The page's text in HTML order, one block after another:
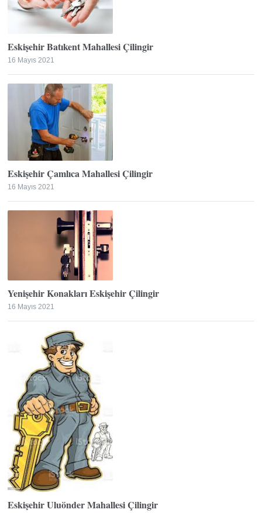
Eskişehir Batıkent Mahallesi Çilingir
16 Mayıs 2021
Eskişehir Çamlıca Mahallesi Çilingir
16 Mayıs 2021
Yenişehir Konakları Eskişehir Çilingir
16 Mayıs 2021
Eskişehir Uluönder Mahallesi Çilingir